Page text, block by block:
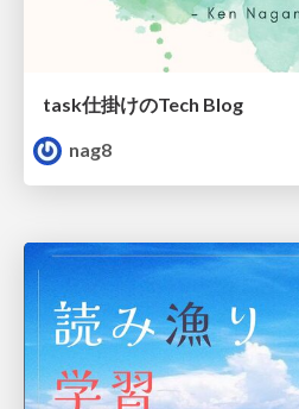
task仕掛けのTech Blog
nag8